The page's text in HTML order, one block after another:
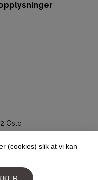
Oslo
(cookies) slik at vi kan